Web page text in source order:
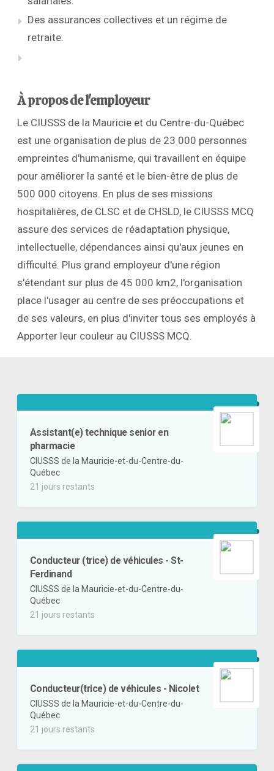
Des assurances collectives et un régime de
retraite.
À propos de l'employeur
Le CIUSSS de la Mauricie et du Centre-du-Québec
est une organisation de plus de 23 000 personnes
empreintes d'humanisme, qui travaillent en équipe
pour améliorer la santé et le bien-être de plus de
500 000 citoyens. En plus de ses missions
hospitalières, de CLSC et de CHSLD, le CIUSSS MCQ
assure des services de réadaptation physique,
intellectuelle, dépendances ainsi qu'aux jeunes en
difficulté. Plus grand employeur d'une région
s'étendant sur plus de 45 000 km2, l'organisation
place l'usager au centre de ses préoccupations et
de ses valeurs, en plus d'inviter tous ses employés à
Apporter leur couleur au CIUSSS MCQ.
Assistant(e) technique senior en
pharmacie
CIUSSS de la Mauricie-et-du-Centre-du-
Québec
21 jours restants
Conducteur (trice) de véhicules - St-
Ferdinand
CIUSSS de la Mauricie-et-du-Centre-du-
Québec
21 jours restants
Conducteur(trice) de véhicules - Nicolet
CIUSSS de la Mauricie-et-du-Centre-du-
Québec
21 jours restants